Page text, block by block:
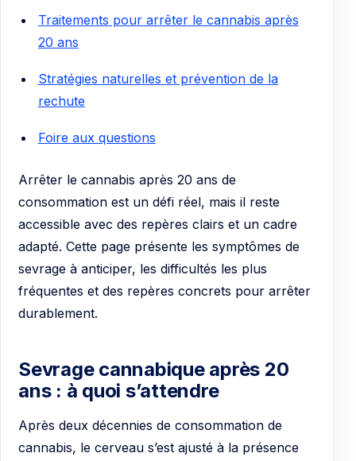
Traitements pour arrêter le cannabis après
20 ans
Stratégies naturelles et prévention de la
rechute
Foire aux questions
Arrêter le cannabis après 20 ans de
consommation est un défi réel, mais il reste
accessible avec des repères clairs et un cadre
adapté. Cette page présente les symptômes de
sevrage à anticiper, les difficultés les plus
fréquentes et des repères concrets pour arrêter
durablement.
Sevrage cannabique après 20
ans : à quoi s’attendre
Après deux décennies de consommation de
cannabis, le cerveau s’est ajusté à la présence